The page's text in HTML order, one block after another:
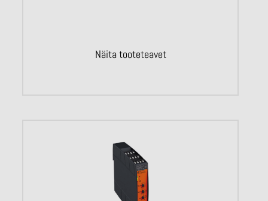
Näita tooteteavet